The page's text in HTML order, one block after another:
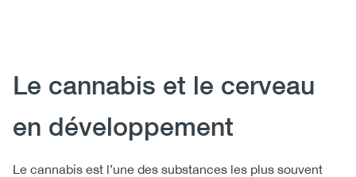
Body
Le cannabis et le cerveau
en développement
Le cannabis est l’une des substances les plus souvent